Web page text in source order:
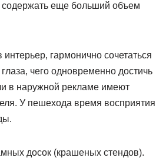
содержать еще больший объем
гармонично сочетаться
чего одновременно достичь
в наружной рекламе имеют
У пешехода время восприятия
досок (крашеных стендов).